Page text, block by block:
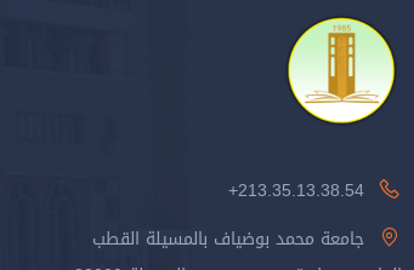
213.35.13.38.54+
جامعة محمد بوضياف بالمسيلة القطب